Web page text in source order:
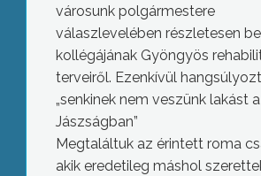
városunk polgármestere
válaszlevelében részletesen
kollégájának Gyöngyös
terveiről. Ezenkívül
„senkinek nem veszünk lakást a
Jászságban”
Megtaláltuk az érintett roma
akik eredetileg máshol